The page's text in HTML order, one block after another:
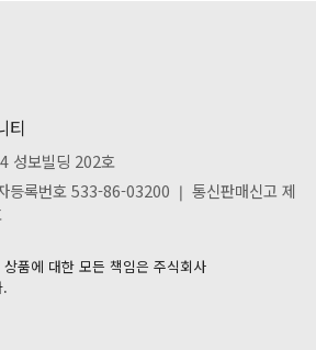
티
성보빌딩 202호
등록번호 533-86-03200 ❘ 통신판매신고 제
품에 대한 모든 책임은 주식회사
.